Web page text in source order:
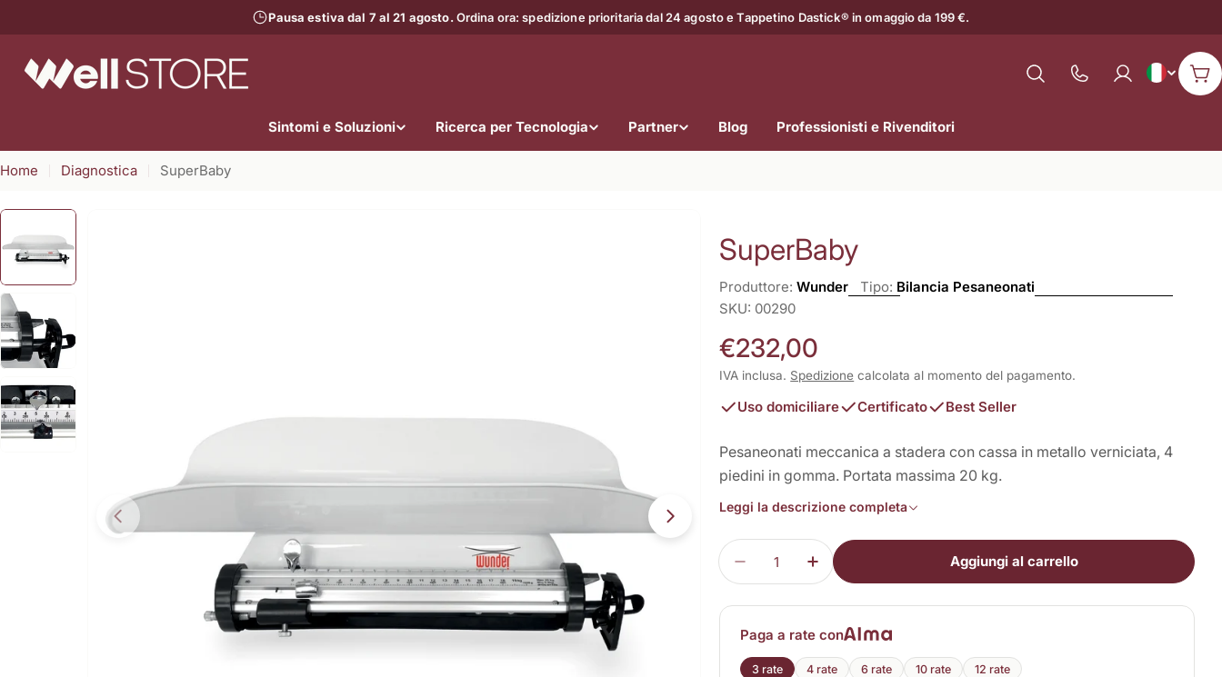
al
Pausa estiva dal 7 al 21 agosto.Ordina ora: spedizione prioritaria dal 24 agosto e Tappetino Dastick® in omaggio da 199 €.
Mostra
di
L
n
Italiano
Sintomi e Soluzioni Ricerca per Tecnologia Partner Blog Professionisti e Rivenditori
Home Diagnostica SuperBaby
Apri supporto 0 in modalità modale
SuperBaby
Produttore: Wunder Tipo: Bilancia Pesaneonati
SKU: 00290
Prezzo
normale
€232,00
IVA inclusa. Spedizione calcolata al momento del pagamento.
Uso domiciliare Certificato Best Seller
Pesaneonati meccanica a stadera con cassa in metallo verniciata, 4
piedini in gomma. Portata massima 20 kg.
Leggi la descrizione completa
Quantità
Diminuisci la quantità per SuperBaby
Aumenta la quantità per SuperBaby
Aggiungi al carrello
Paga a rate con
3 rate 4 rate 6 rate 10 rate 12 rate